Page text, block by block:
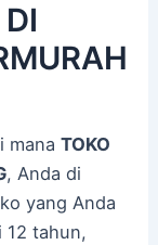
manaTOKO
, Anda di
yang Anda
12 tahun,